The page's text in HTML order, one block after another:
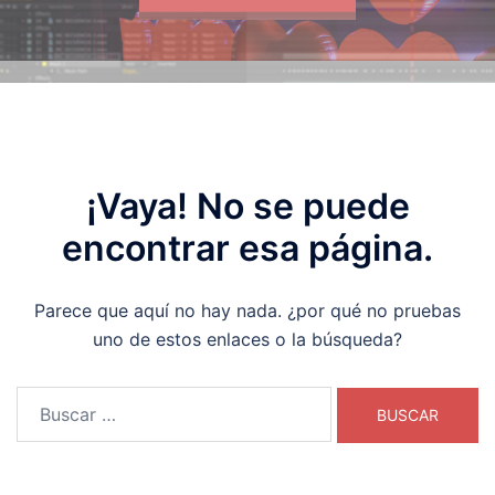
¡Vaya! No se puede
encontrar esa página.
Parece que aquí no hay nada. ¿por qué no pruebas
uno de estos enlaces o la búsqueda?